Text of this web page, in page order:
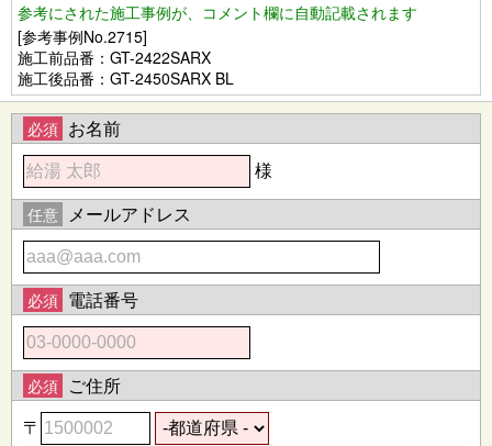
参考にされた施工事例が、コメント欄に自動記載されます
[参考事例No.2715]
施工前品番：GT-2422SARX
施工後品番：GT-2450SARX BL
必須 お名前
様
任意 メールアドレス
必須 電話番号
必須 ご住所
〒